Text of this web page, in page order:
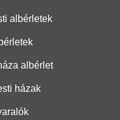
albérletek
albérlet
házak